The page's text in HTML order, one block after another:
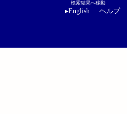
検索結果へ移動
▸English ヘルプ